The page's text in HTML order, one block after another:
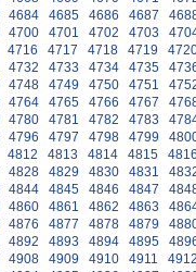
4684 4685 4686 4687
4700 4701 4702 4703
4716 4717 4718 4719
4732 4733 4734 4735
4748 4749 4750 4751
4764 4765 4766 4767
4780 4781 4782 4783
4796 4797 4798 4799
4812 4813 4814 4815
4828 4829 4830 4831
4844 4845 4846 4847
4860 4861 4862 4863
4876 4877 4878 4879
4892 4893 4894 4895
4908 4909 4910 4911